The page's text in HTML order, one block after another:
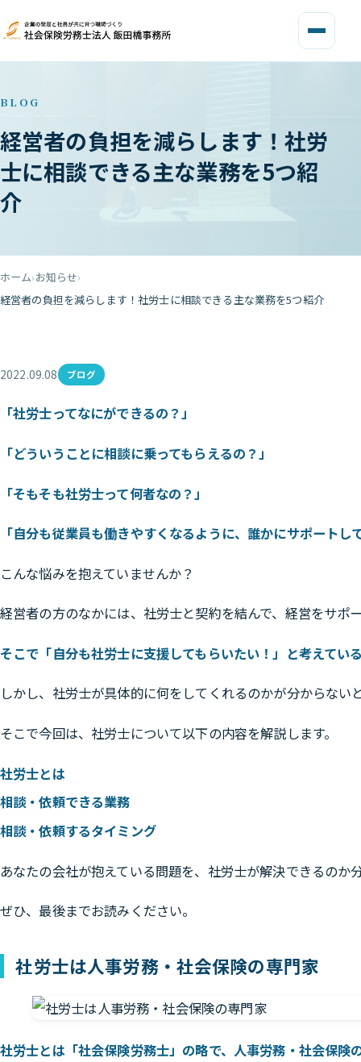
BLOG
経営者の負担を減らします！社労
士に相談できる主な業務を5つ紹
介
ホーム お知らせ
経営者の負担を減らします！社労士に相談できる主な業務を5つ紹介
2022.09.08 ブログ
「社労士ってなにができるの？」
「どういうことに相談に乗ってもらえるの？」
「そもそも社労士って何者なの？」
「自分も従業員も働きやすくなるように、誰かにサポートし
こんな悩みを抱えていませんか？
経営者の方のなかには、社労士と契約を結んで、経営をサポ
そこで「自分も社労士に支援してもらいたい！」と考えてい
しかし、社労士が具体的に何をしてくれるのかが分からな
そこで今回は、社労士について以下の内容を解説します。
社労士とは
相談・依頼できる業務
相談・依頼するタイミング
あなたの会社が抱えている問題を、社労士が解決できるのか
ぜひ、最後までお読みください。
社労士は人事労務・社会保険の専門家
社労士とは「社会保険労務士」の略で、人事労務・社会保険